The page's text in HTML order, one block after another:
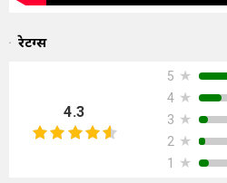
रेटिंग्स
4.3
5 ★
4 ★
3 ★
2 ★
1
★